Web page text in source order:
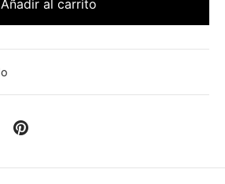
Añadir al carrito